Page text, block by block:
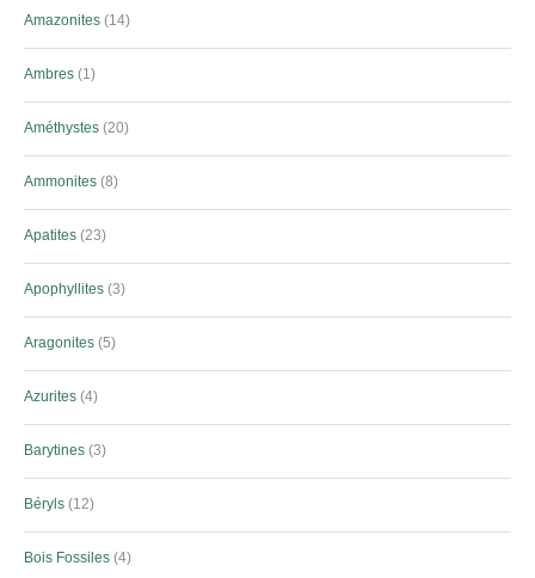
Amazonites 14
Ambres 1
Améthystes 20
Ammonites 8
Apatites 23
Apophyllites 3
Aragonites 5
Azurites 4
Barytines 3
Béryls 12
Bois Fossiles 4